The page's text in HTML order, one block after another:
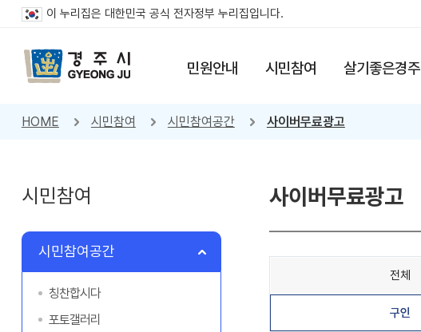
이 누리집은 대한민국 공식 전자정부 누리집입니다.
민원안내 시민참여 살기좋은경주
HOME 시민참여 시민참여공간 사이버무료광고
시민참여
시민참여공간
칭찬합시다
포토갤러리
사이버무료광고
전체
구인